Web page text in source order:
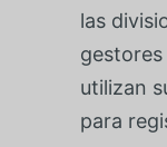
las
utilizan
para